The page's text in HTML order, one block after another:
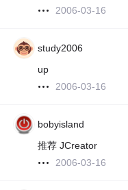
2006-03-16
study2006
up
2006-03-16
bobyisland
推荐 JCreator
2006-03-16